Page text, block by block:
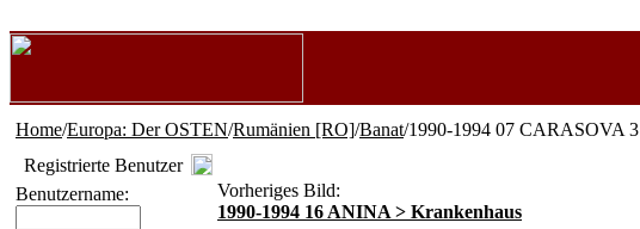
Home/Europa: Der OSTEN/Rumänien [RO]/Banat/1990-1994 07 CARASOVA 3
Registrierte Benutzer
Benutzername:
Vorheriges Bild:
1990-1994 16 ANINA > Krankenhaus